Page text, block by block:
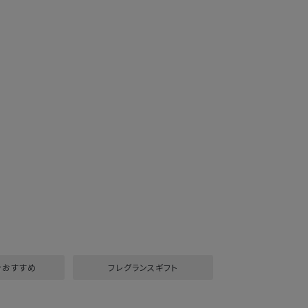
すすめ フレグランスギフト